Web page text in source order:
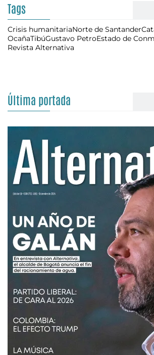
Tags
Crisis humanitariaNorte de Santander
OcañaTibúGustavo PetroEstado de
Revista Alternativa
Última portada